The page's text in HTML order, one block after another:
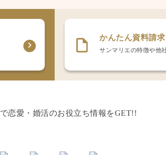
かんたん資料請求
サンマリエの特徴や他